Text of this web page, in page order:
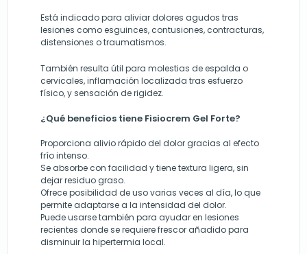
Está indicado para aliviar dolores agudos tras
lesiones como esguinces, contusiones, contracturas,
distensiones o traumatismos.
También resulta útil para molestias de espalda o
cervicales, inflamación localizada tras esfuerzo
físico, y sensación de rigidez.
¿Qué beneficios tiene Fisiocrem Gel Forte?
Proporciona alivio rápido del dolor gracias al efecto
frío intenso.
Se absorbe con facilidad y tiene textura ligera, sin
dejar residuo graso.
Ofrece posibilidad de uso varias veces al día, lo que
permite adaptarse a la intensidad del dolor.
Puede usarse también para ayudar en lesiones
recientes donde se requiere frescor añadido para
disminuir la hipertermia local.